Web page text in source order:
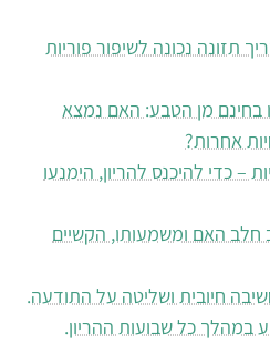
תזונה נכונה לשיפור פוריות
בחינם מן הטבע: האם נמצא
אחרות?
– כדי להיכנס להריון, הימנעו
חלב האם ומשמעותו, הקשיים
חיובית ושליטה על התודעה.
במהלך כל שבועות ההריון.